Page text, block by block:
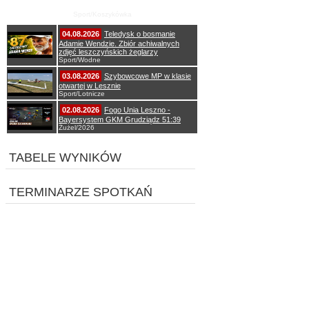
04.08.2026 Teledysk o bosmanie
Adamie Wendzie. Zbiór achiwalnych
zdjęć leszczyńskich żeglarzy
Sport/Wodne
03.08.2026 Szybowcowe MP w klasie
otwartej w Lesznie
Sport/Lotnicze
02.08.2026
Fogo Unia Leszno -
Bayersystem GKM Grudziądz 51:39
Żużel/2026
TABELE WYNIKÓW
TERMINARZE SPOTKAŃ